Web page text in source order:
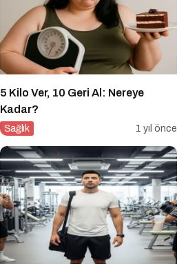
5 Kilo Ver, 10 Geri Al: Nereye
Kadar?
Sağlık 1 yıl önce